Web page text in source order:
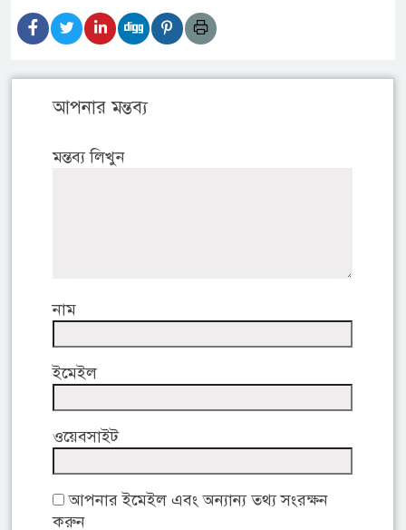
আপনার মন্তব্য
মন্তব্য লিখুন
নাম
ইমেইল
ওয়েবসাইট
আপনার ইমেইল এবং অন্যান্য তথ্য সংরক্ষন
করুন